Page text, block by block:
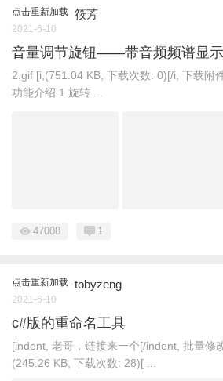
点击重新加载 筱芳
2021-6-10
音量调节旋钮——带音频频谱显示
2.gif [i,(751.04 KB, 下载次数: 0)[/i, 下载附
功能介绍 1.旋转 ...
47008 1
点击重新加载 tobyzeng
2021-6-10
c#版的重命名工具
[indent, 老哥，链接来一个[/indent, 批量修
(245.26 KB, 下载次数: 28)[ ...